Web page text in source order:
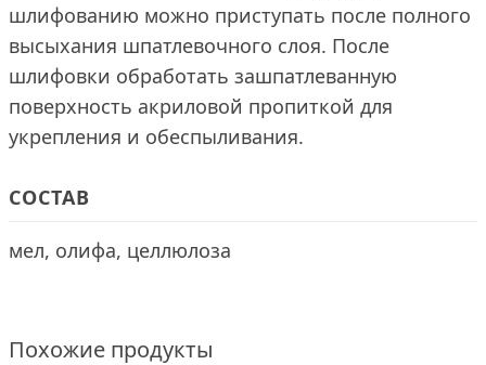
шлифованию можно приступать после полного
высыхания шпатлевочного слоя. После
шлифовки обработать зашпатлеванную
поверхность акриловой пропиткой для
укрепления и обеспыливания.
СОСТАВ
мел, олифа, целлюлоза
Похожие продукты